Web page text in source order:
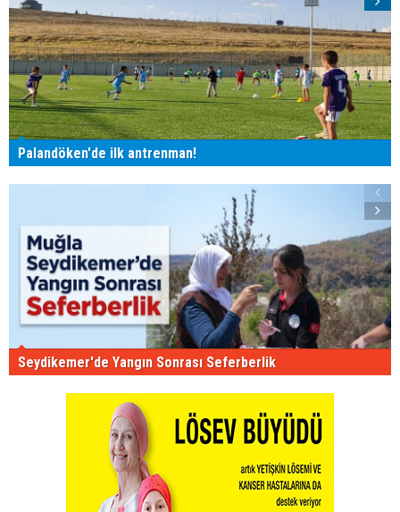
Palandöken'de ilk antrenman!
Seydikemer'de Yangın Sonrası Seferberlik